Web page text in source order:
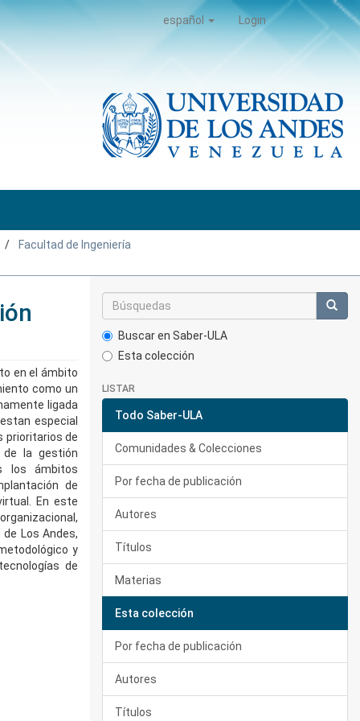
español Login
Facultad de Ingeniería
en el ámbito
como un
ligada
especial
prioritarios de
de la gestión
los ámbitos
de
En este
Los Andes,
y
de
Buscar en Saber-ULA
Esta colección
LISTAR
Todo Saber-ULA
Comunidades & Colecciones
Por fecha de publicación
Autores
Títulos
Materias
Esta colección
Por fecha de publicación
Autores
Títulos